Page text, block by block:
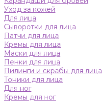
Уход за кожей
Для лица
Сыворотки для лица
Патчи для лица
Кремы для лица
Маски для лица
Пенки для лица
Пилинги и скрабы для лица
Тоники для лица
Для ног
Кремы для ног